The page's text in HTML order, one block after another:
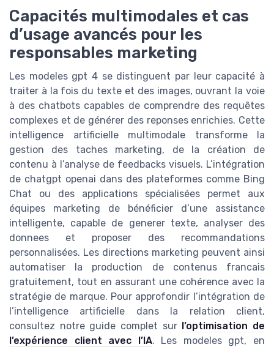
Capacités multimodales et cas
d’usage avancés pour les
responsables marketing
Les modeles gpt 4 se distinguent par leur capacité à
traiter à la fois du texte et des images, ouvrant la voie
à des chatbots capables de comprendre des requêtes
complexes et de générer des reponses enrichies. Cette
intelligence artificielle multimodale transforme la
gestion des taches marketing, de la création de
contenu à l’analyse de feedbacks visuels. L’intégration
de chatgpt openai dans des plateformes comme Bing
Chat ou des applications spécialisées permet aux
équipes marketing de bénéficier d’une assistance
intelligente, capable de generer texte, analyser des
donnees et proposer des recommandations
personnalisées. Les directions marketing peuvent ainsi
automatiser la production de contenus francais
gratuitement, tout en assurant une cohérence avec la
stratégie de marque. Pour approfondir l’intégration de
l’intelligence artificielle dans la relation client,
consultez notre guide complet sur l’optimisation de
l’expérience client avec l’IA. Les modeles gpt, en